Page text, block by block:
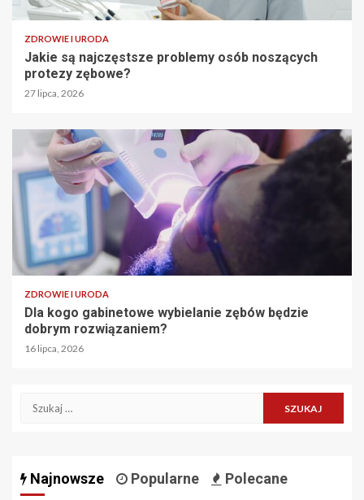
ZDROWIE I URODA
Jakie są najczęstsze problemy osób noszących
protezy zębowe?
27 lipca, 2026
ZDROWIE I URODA
Dla kogo gabinetowe wybielanie zębów będzie
dobrym rozwiązaniem?
16 lipca, 2026
Szukaj:
Najnowsze Popularne Polecane